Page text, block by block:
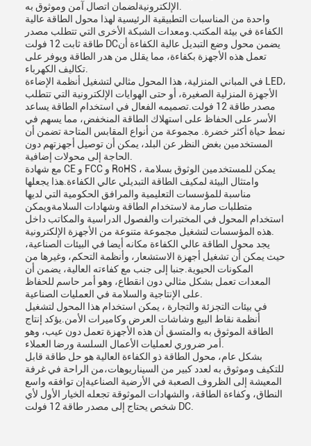
واحدة من المناسبات التطبيقية الرئيسية لهذا محول الطاقة عالية
الكفاءة في بيئة المكتب.ومعدات الشبكة الأخرى التي تتطلب مصدر
طاقة ثابت 12 فولت DCيضمن محول وضع التبديل عالية الكفاءة أن
تعمل هذه الأجهزة بكفاءة، مما يقلل من هدر الطاقة ويوفر على
في المباني المنزلية، هذا المحول مثالي لتشغيل أنظمة الإضاءة LED،
الأجهزة المنزلية الصغيرة، أو حتى الهوايات الإلكترونية التي تتطلب
مصدر طاقة 12 فولت.تصميمه الفعال في استخدام الطاقة يساعد
الأسر على الحفاظ على استهلاك الطاقة المنخفض، مما يسهم في
نمط حياة أكثر خضرة. مجموعة من أنواع المقابس المتاحة تضمن أن
المستخدمين بغض النظر عن البلد، يمكن أن توصيل أجهزتهم دون
مع شهادة CE و FCC و RoHS ، يمكن للمستخدمين الوثوق بسلامة
وامتثال البيئة لمكيف الطاقة التبديلي عالي الكفاءة.هذا يجعلها
مناسبة للمؤسسات التعليمية والمرافق الحكومية التي لديها
متطلبات صارمة لاستخدام الطاقة وشهادات السلامةويمكن
استخدام المحول في المختبرات والفصول الدراسية والمكاتب داخل
يجد محول الطاقة عالي الكفاءة مكانه أيضا في البيئات الصناعية،
حيث يمكن أن تشغيل أجهزة الاستشعار، وأنظمة التحكم، وغيرها من
المكونات الحيوية.جنبا إلى جنب مع كفاءته العالية، يضمن أن
المعدات تعمل بشكل مثالي دون انقطاع، وهو أمر حاسم للحفاظ
في بيئات التجزئة والتجارة ، يمكن استخدام هذا المحول لتشغيل
أنظمة نقاط البيع وشاشات العرض وكاميرات الأمن.يؤكد إنتاج
الطاقة الموثوق به والمتسق أن هذه الأجهزة تعمل دون عيب، وهو
بشكل عام، محول الطاقة ذو الكفاءة العالية هو حل طاقة قابل
للتكيف وموثوق به لعدد كبير من السيناريوهات،من الراحة في غرفة
المعيشة إلى الظروف الصعبة في الأرضية الصناعيةإن توافقه واسع
النطاق، وكفاءة الطاقة، والشهادات الموثوقة تجعله الخيار الأول لأي
شخص يحتاج إلى مصدر طاقة 12 فولت DC.